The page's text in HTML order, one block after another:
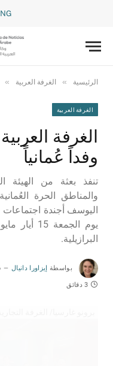
الرئيسية » الغرفة العربية »
الغرفة العربية
الغرفة
وفداً عُمانياً
تنفذ بعثة من الهيئة
والمناطق الحرة
اليوسف أجندة
يوم
البرازيلية.
بواسطة إيزاورا دانيال
3 دقائق